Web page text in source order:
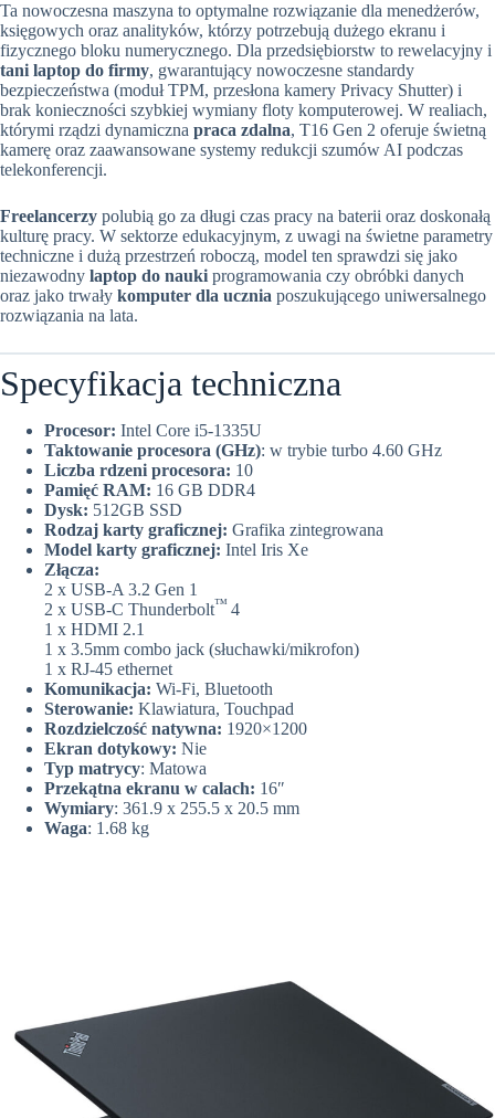
Ta nowoczesna maszyna to optymalne rozwiązanie dla menedżerów,
księgowych oraz analityków, którzy potrzebują dużego ekranu i
fizycznego bloku numerycznego. Dla przedsiębiorstw to rewelacyjny i
tani laptop do firmy, gwarantujący nowoczesne standardy
bezpieczeństwa (moduł TPM, przesłona kamery Privacy Shutter) i
brak konieczności szybkiej wymiany floty komputerowej. W realiach,
którymi rządzi dynamiczna praca zdalna, T16 Gen 2 oferuje świetną
kamerę oraz zaawansowane systemy redukcji szumów AI podczas
telekonferencji.
Freelancerzy polubią go za długi czas pracy na baterii oraz doskonałą
kulturę pracy. W sektorze edukacyjnym, z uwagi na świetne parametry
techniczne i dużą przestrzeń roboczą, model ten sprawdzi się jako
niezawodny laptop do nauki programowania czy obróbki danych
oraz jako trwały komputer dla ucznia poszukującego uniwersalnego
rozwiązania na lata.
Specyfikacja techniczna
Procesor: Intel Core i5-1335U
Taktowanie procesora (GHz): w trybie turbo 4.60 GHz
Liczba rdzeni procesora: 10
Pamięć RAM: 16 GB DDR4
Dysk: 512GB SSD
Rodzaj karty graficznej: Grafika zintegrowana
Model karty graficznej: Intel Iris Xe
Złącza:
2 x USB-A 3.2 Gen 1
2 x USB-C Thunderbolt™ 4
1 x HDMI 2.1
1 x 3.5mm combo jack (słuchawki/mikrofon)
1 x RJ-45 ethernet
Komunikacja: Wi-Fi, Bluetooth
Sterowanie: Klawiatura, Touchpad
Rozdzielczość natywna: 1920×1200
Ekran dotykowy: Nie
Typ matrycy: Matowa
Przekątna ekranu w calach: 16″
Wymiary: 361.9 x 255.5 x 20.5 mm
Waga: 1.68 kg